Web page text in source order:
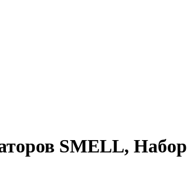
SMELL, Набор